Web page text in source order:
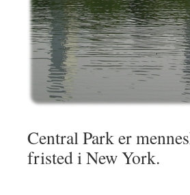
Central Park er
fristed i New York.